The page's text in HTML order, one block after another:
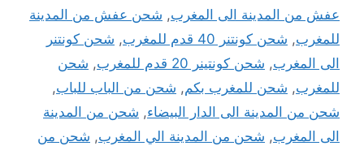
عفش من المدينة الى المغرب, شحن عفش من المدينة
للمغرب, شحن كونتنر 40 قدم للمغرب , شحن كونتنر
الى المغرب, شحن كونتينر 20 قدم للمغرب , شحن
للمغرب, شحن للمغرب بكم, شحن من الباب للباب,
شحن من المدينة الى الدار البيضاء, شحن من المدينة
الى المغرب, شحن من المدينة الي المغرب, شحن من